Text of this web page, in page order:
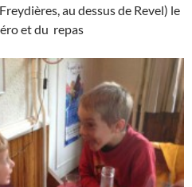
au dessus de Revel) le
et du repas